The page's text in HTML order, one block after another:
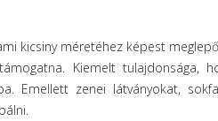
kicsiny méretéhez képest
Kiemelt tulajdonsága,
Emellett zenei látványokat,